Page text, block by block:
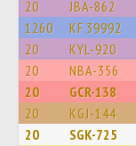
20 JBA-862
1260 KF 39992
20 KYL-920
20 NBA-356
20 GCR-138
20 KGJ-144
20 SGK-725